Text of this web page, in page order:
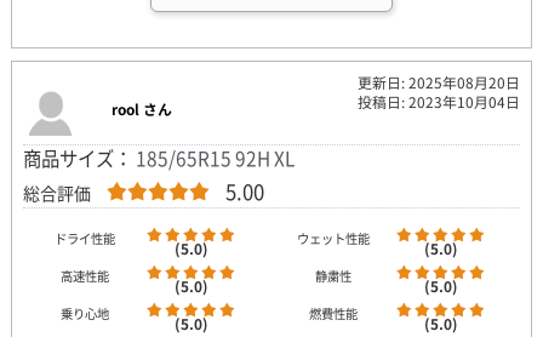
更新日: 2025年08月20日
投稿日: 2023年10月04日
rool さん
商品サイズ： 185/65R15 92H XL
総合評価 5.00
ドライ性能 (5.0) ウェット性能 (5.0)
高速性能 (5.0) 静粛性 (5.0)
乗り心地 (5.0) 燃費性能 (5.0)